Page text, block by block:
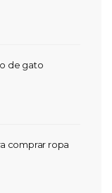
de gato
comprar ropa